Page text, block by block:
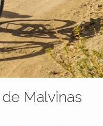
Malvinas